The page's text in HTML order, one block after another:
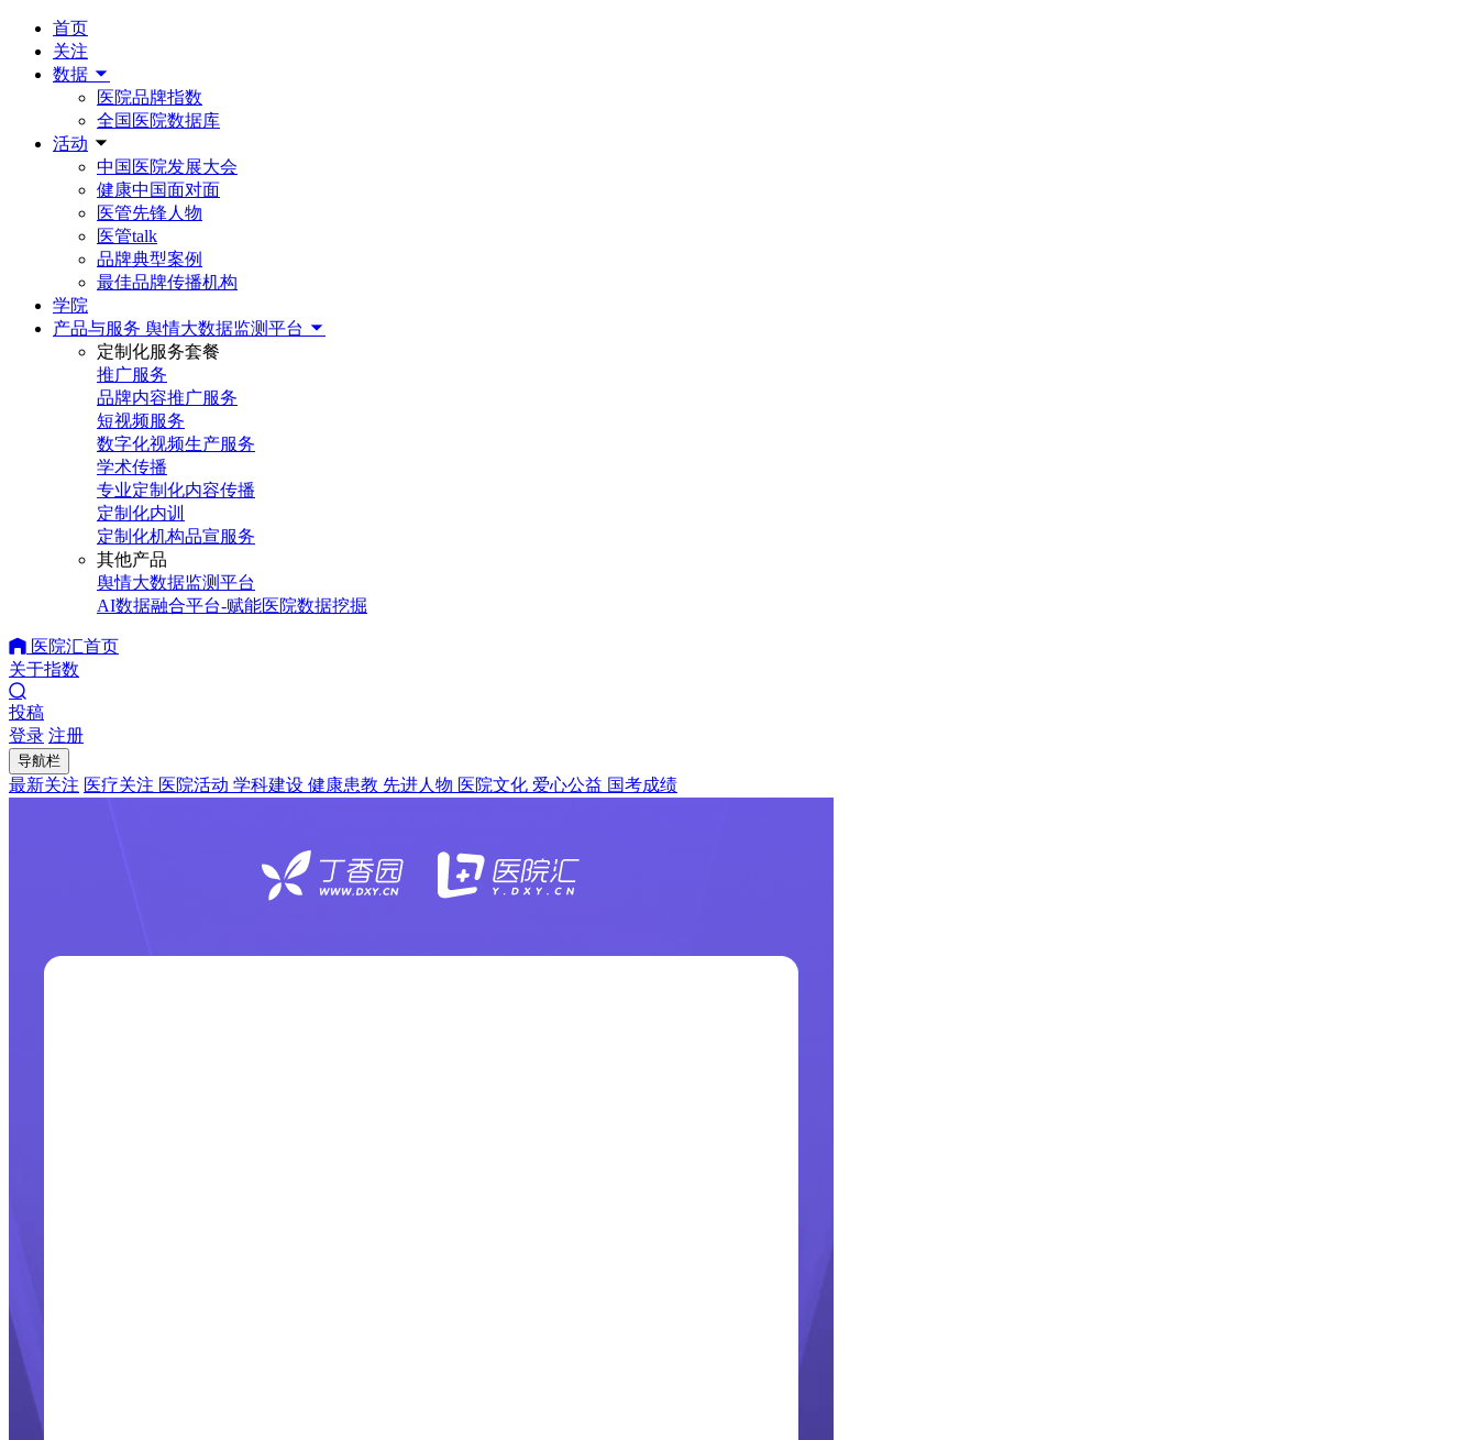
首页
关注
数据
医院品牌指数
全国医院数据库
活动
中国医院发展大会
健康中国面对面
医管先锋人物
医管talk
品牌典型案例
最佳品牌传播机构
学院
产品与服务 舆情大数据监测平台
定制化服务套餐
推广服务
品牌内容推广服务
短视频服务
数字化视频生产服务
学术传播
专业定制化内容传播
定制化内训
定制化机构品宣服务
其他产品
舆情大数据监测平台
AI数据融合平台-赋能医院数据挖掘
医院汇首页
关于指数
投稿
登录 注册
导航栏
最新关注 医疗关注 医院活动 学科建设 健康患教 先进人物 医院文化 爱心公益 国考成绩